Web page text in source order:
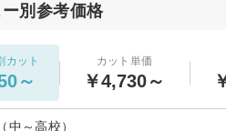
ー別参考価格
カット
～
カット単価
￥4,730～
中～高校）